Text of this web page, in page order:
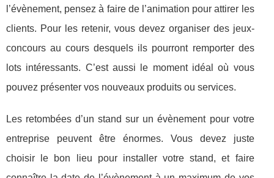
l’évènement, pensez à faire de l’animation pour attirer les
clients. Pour les retenir, vous devez organiser des jeux-
concours au cours desquels ils pourront remporter des
lots intéressants. C’est aussi le moment idéal où vous
pouvez présenter vos nouveaux produits ou services.
Les retombées d’un stand sur un évènement pour votre
entreprise peuvent être énormes. Vous devez juste
choisir le bon lieu pour installer votre stand, et faire